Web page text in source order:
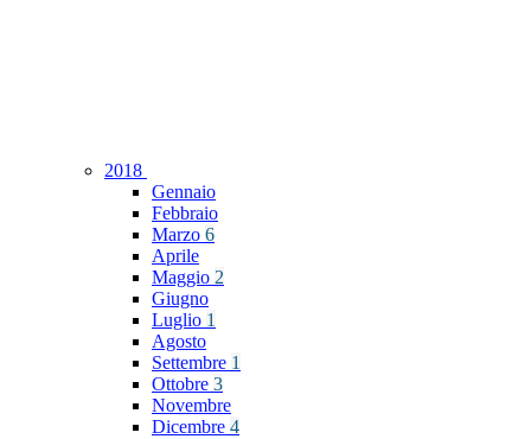
2018
Gennaio
Febbraio
Marzo 6
Aprile
Maggio 2
Giugno
Luglio 1
Agosto
Settembre 1
Ottobre 3
Novembre
Dicembre 4